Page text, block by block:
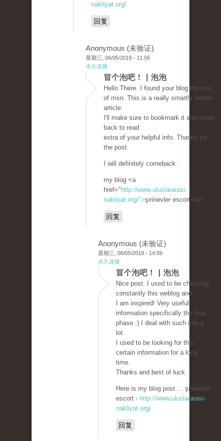
nakliyat.org/
回复
Anonymous (未验证)
星期三, 06/05/2019 - 11:56
永久连接
冒个泡吧！ | 泡泡
Hello There. I found your blog the use
of msn. This is a really smartly written
article.
I'll make sure to bookmark it and come
back to read
extra of your helpful info. Thanks for
the post.
I will definitely comeback.
my blog <a
href=" http://www.uluslararasi-
nakliyat.org/">şirinevler escort</a>
回复
Anonymous (未验证)
星期三, 06/05/2019 - 14:59
永久连接
冒个泡吧！ | 泡泡
Nice post. I used to be checking
constantly this weblog and
I am inspired! Very useful
information specifically the final
phase :) I deal with such info a
lot.
I used to be looking for this
certain information for a long
time.
Thanks and best of luck.
Here is my blog post ... şirinevler
escort - http://www.uluslararasi-
nakliyat.org/
回复